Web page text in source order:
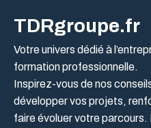
TDRgroupe.fr
Votre univers dédié à
formation professionnelle.
Inspirez-vous de nos
développer vos projets,
faire évoluer votre